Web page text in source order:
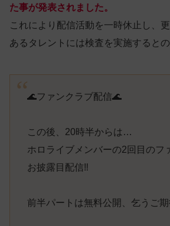
た事が発表されました。
これにより配信活動を一時休止し、
あるタレントには検査を実施するとの
🌊ファンクラブ配信🌊
この後、20時半からは…
ホロライブメンバーの2回目のフ
お披露目配信‼
前半パートは無料公開、乞うご期